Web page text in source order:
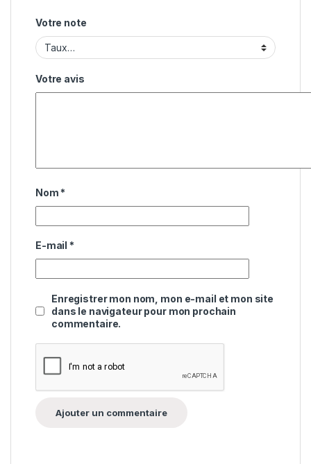
Votre note
Votre avis
Nom *
E-mail *
Enregistrer mon nom, mon e-mail et mon site
dans le navigateur pour mon prochain
commentaire.